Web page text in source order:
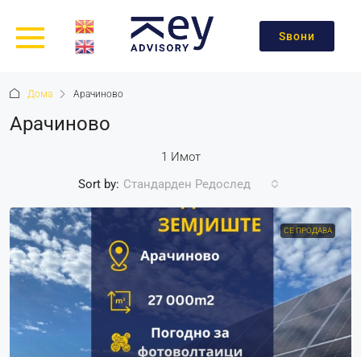
Ѕвони
Дома Арачиново
Арачиново
1 Имот
Sort by: Стандарден Редослед
СЕ ПРОДАВА